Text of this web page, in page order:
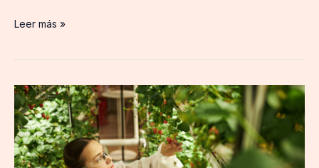
Leer más »
Eatable
Adventures
lanza
Raíces
para